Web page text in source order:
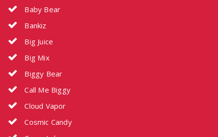
Baby Bear
Bankiz
Big Juice
Big Mix
Biggy Bear
Call Me Biggy
Cloud Vapor
Cosmic Candy